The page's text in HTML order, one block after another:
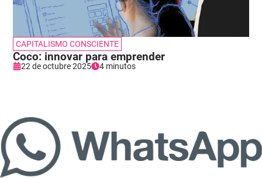
CAPITALISMO CONSCIENTE
Coco: innovar para emprender
22 de octubre 2025 4 minutos